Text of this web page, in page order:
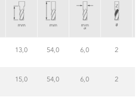
13,0 54,0 6,0 2
15,0 54,0 6,0 2